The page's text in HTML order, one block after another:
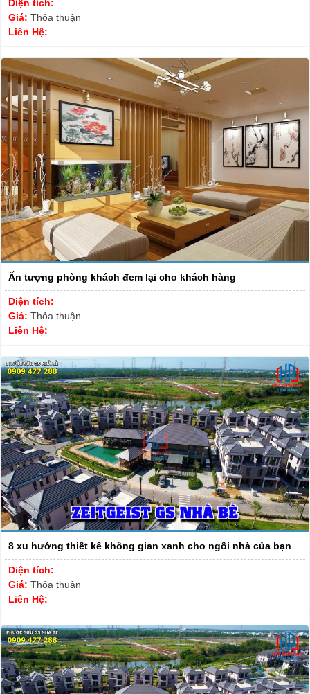
Diện tích:
Giá: Thỏa thuận
Liên Hệ:
Ấn tượng phòng khách đem lại cho khách hàng
Diện tích:
Giá: Thỏa thuận
Liên Hệ:
8 xu hướng thiết kế không gian xanh cho ngôi nhà của bạn
Diện tích:
Giá: Thỏa thuận
Liên Hệ: